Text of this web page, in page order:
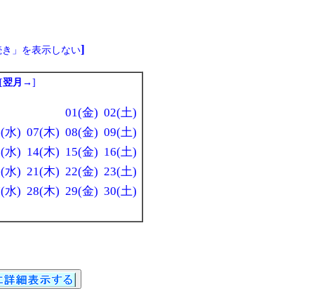
き」を表示しない]
[翌月→]
01(金) 02(土)
水) 07(木) 08(金) 09(土)
水) 14(木) 15(金) 16(土)
水) 21(木) 22(金) 23(土)
水) 28(木) 29(金) 30(土)